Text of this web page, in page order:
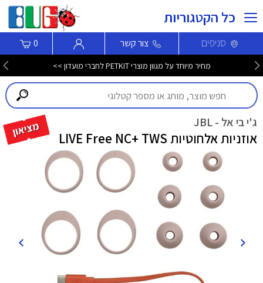
כל הקטגוריות
סניפים צור קשר 0
מחיר מיוחד על מגוון מוצרי PETKIT לחברי מועדון >>
ג'י בי אל - JBL
אוזניות אלחוטיות LIVE Free NC+ TWS